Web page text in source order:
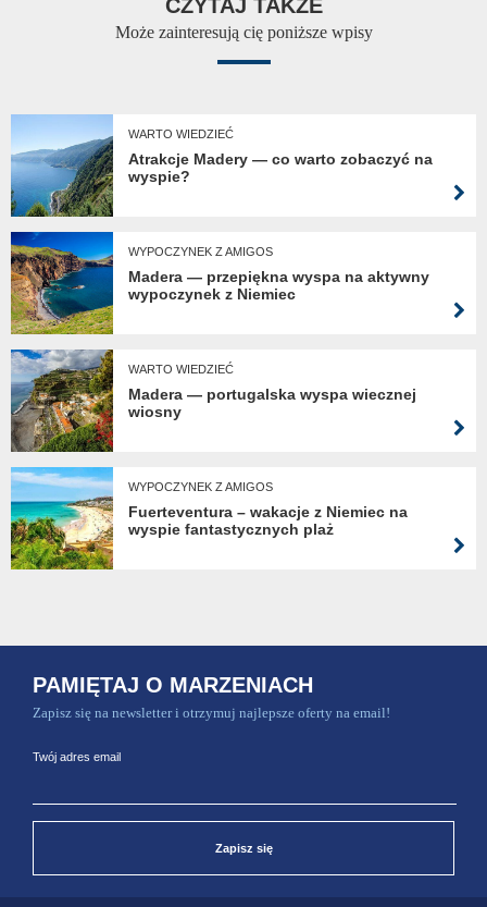
CZYTAJ TAKŻE
Może zainteresują cię poniższe wpisy
WARTO WIEDZIEĆ
Atrakcje Madery — co warto zobaczyć na
wyspie?
WYPOCZYNEK Z AMIGOS
Madera — przepiękna wyspa na aktywny
wypoczynek z Niemiec
WARTO WIEDZIEĆ
Madera — portugalska wyspa wiecznej
wiosny
WYPOCZYNEK Z AMIGOS
Fuerteventura – wakacje z Niemiec na
wyspie fantastycznych plaż
PAMIĘTAJ O MARZENIACH
Zapisz się na newsletter i otrzymuj najlepsze oferty na email!
Twój adres email
Zapisz się